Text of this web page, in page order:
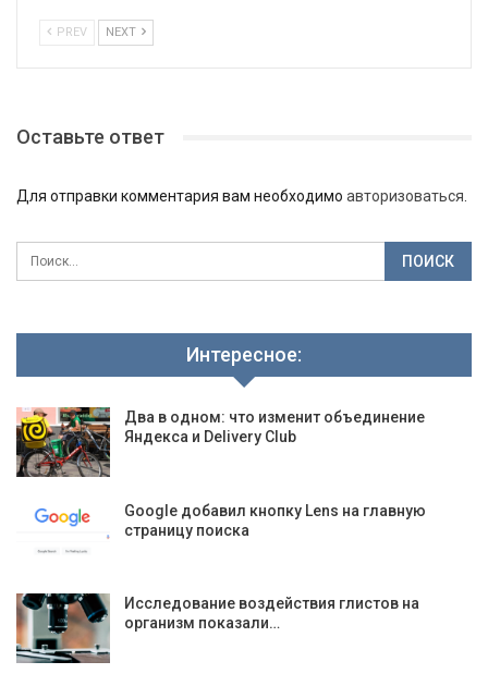
PREV NEXT
Оставьте ответ
Для отправки комментария вам необходимо авторизоваться
Интересное:
Два в одном: что изменит объединение
Яндекса и Delivery Club
Google добавил кнопку Lens на главную
страницу поиска
Исследование воздействия глистов на
организм показали…